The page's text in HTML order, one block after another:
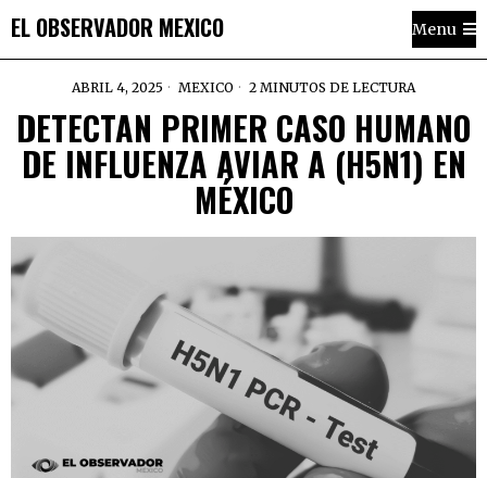
EL OBSERVADOR MEXICO Menu
ABRIL 4, 2025 MEXICO 2 MINUTOS DE LECTURA
DETECTAN PRIMER CASO HUMANO
DE INFLUENZA AVIAR A (H5N1) EN
MÉXICO